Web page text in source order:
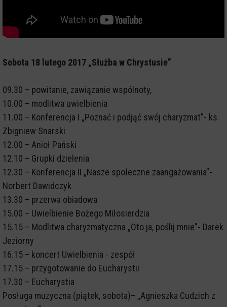
Sobota 18 lutego 2017 „Służba w Chrystusie”
09.30 – powitanie, zawiązanie wspólnoty,
10.00 – modlitwa uwielbienia
11.00 – Konferencja I „Poznać i podjąć swój charyzmat”- ks.
Zbigniew Snarski
12.00 – Anioł Pański
12.10 – Grupki dzielenia
12.30 – Konferencja II „Nasze społeczne zaangażowania”-
Norbert Dawidczyk
13.30 – przerwa obiadowa
15.00 – Uwielbienie Bożego Miłosierdzia
15.15 – Modlitwa charyzmatyczna „Oto ja, poślij mnie”- Darek
Jeziorny
16.15 – koncert Uwielbienia - zespół
17.15 – przygotowanie do Eucharystii
17.30 – Eucharystia
Posługa muzyczna (piątek, sobota)– „Agnieszka Cudzich z